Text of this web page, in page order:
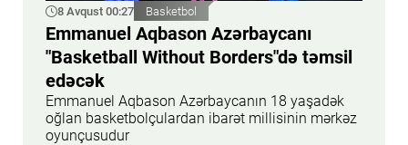
8 Avqust 00:27 Basketbol
Emmanuel Aqbason Azərbaycanı
"Basketball Without Borders"də təmsil
edəcək
Emmanuel Aqbason Azərbaycanın 18 yaşadək
oğlan basketbolçulardan ibarət millisinin mərkəz
oyunçusudur